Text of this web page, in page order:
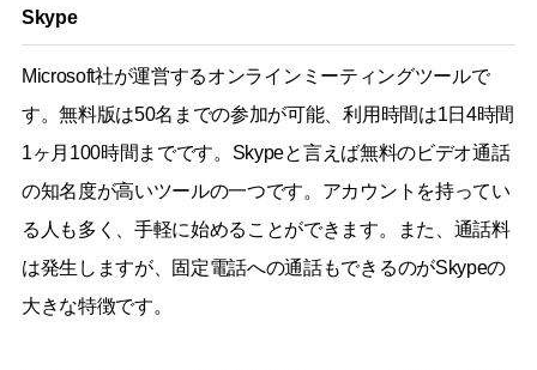
Skype
Microsoft社が運営するオンラインミーティングツールで
す。無料版は50名までの参加が可能、利用時間は1日4時間
1ヶ月100時間までです。Skypeと言えば無料のビデオ通話
の知名度が高いツールの一つです。アカウントを持ってい
る人も多く、手軽に始めることができます。また、通話料
は発生しますが、固定電話への通話もできるのがSkypeの
大きな特徴です。